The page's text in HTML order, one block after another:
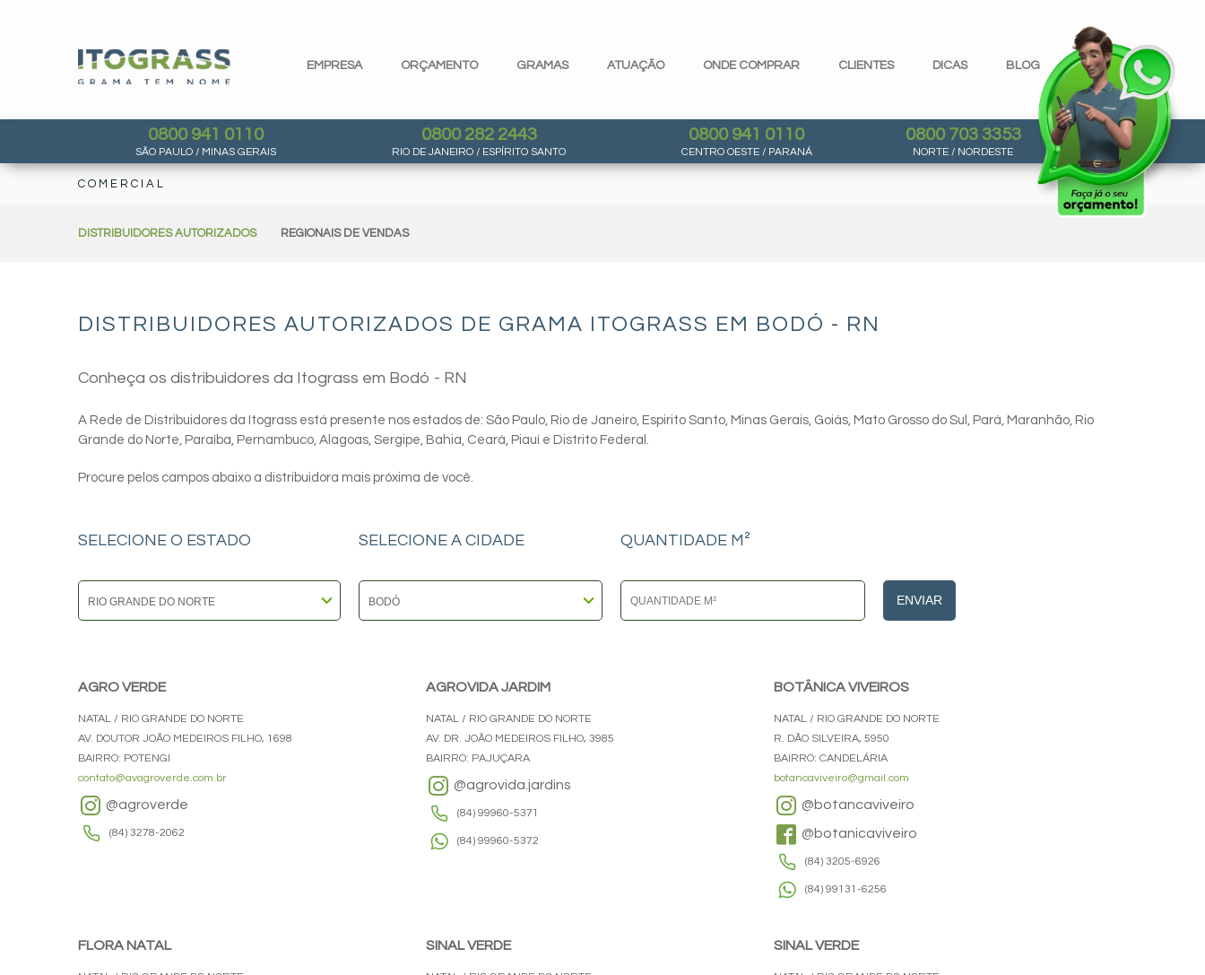
EMPRESA ORÇAMENTO GRAMAS ATUAÇÃO ONDE COMPRAR CLIENTES DICAS BLOG
0800 941 0110
SÃO PAULO / MINAS GERAIS
0800 282 2443
RIO DE JANEIRO / ESPÍRITO SANTO
0800 941 0110
CENTRO OESTE / PARANÁ
0800 703 3353
NORTE / NORDESTE
COMERCIAL
DISTRIBUIDORES AUTORIZADOS REGIONAIS DE VENDAS
DISTRIBUIDORES AUTORIZADOS DE GRAMA ITOGRASS EM BODÓ - RN
Conheça os distribuidores da Itograss em Bodó - RN
A Rede de Distribuidores da Itograss está presente nos estados de: São Paulo, Rio de Janeiro, Espirito Santo, Minas Gerais, Goiás, Mato Grosso do Sul, Pará, Maranhão, Rio
Grande do Norte, Paraíba, Pernambuco, Alagoas, Sergipe, Bahia, Ceará, Piauí e Distrito Federal.
Procure pelos campos abaixo a distribuidora mais próxima de você.
SELECIONE O ESTADO SELECIONE A CIDADE QUANTIDADE M²
ENVIAR
AGRO VERDE
NATAL / RIO GRANDE DO NORTE
AV. DOUTOR JOÃO MEDEIROS FILHO, 1698
BAIRRO: POTENGI
contato@avagroverde.com.br
@agroverde
(84) 3278-2062
AGROVIDA JARDIM
NATAL / RIO GRANDE DO NORTE
AV. DR. JOÃO MEDEIROS FILHO, 3985
BAIRRO: PAJUÇARA
@agrovida.jardins
(84) 99960-5371
(84) 99960-5372
BOTÂNICA VIVEIROS
NATAL / RIO GRANDE DO NORTE
R. DÃO SILVEIRA, 5950
BAIRRO: CANDELÁRIA
botancaviveiro@gmail.com
@botancaviveiro
@botanicaviveiro
(84) 3205-6926
(84) 99131-6256
FLORA NATAL SINAL VERDE SINAL VERDE